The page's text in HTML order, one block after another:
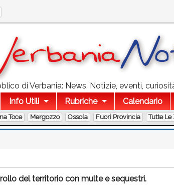
di Verbania: News, Notizie, eventi,
Info Utili Rubriche Calendario
Toce Mergozzo Ossola Fuori Provincia Tutte Le
del territorio con multe e sequestri.